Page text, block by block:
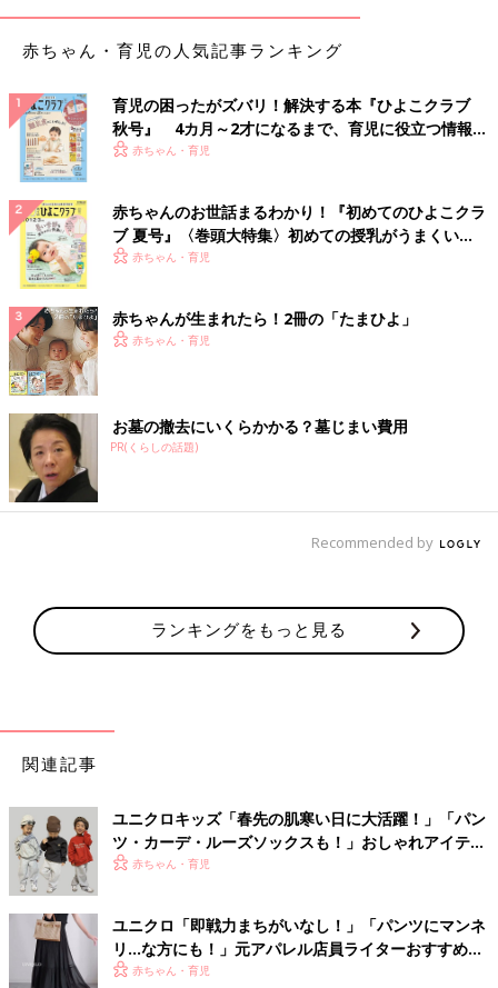
出典：Instagramアカウント「miki」
mikiさんはウルトラストレッチレギンスパンツを使ってコーディ
ネート。こちらもとにかく楽ちんで、着心地が良いんだそう♪
赤ちゃん・育児の人気記事ランキング
育児の困ったがズバリ！解決する本『ひよこクラブ
秋号』 4カ月～2才になるまで、育児に役立つ情報が
いっぱい！
赤ちゃん・育児
赤ちゃんのお世話まるわかり！『初めてのひよこクラ
ブ 夏号』〈巻頭大特集〉初めての授乳がうまくい
く！ おっぱい・ミルクの基本と夏のトラブル 解決テ
赤ちゃん・育児
赤ちゃんが生まれたら！2冊の「たまひよ」
赤ちゃん・育児
お墓の撤去にいくらかかる？墓じまい費用
PR(くらしの話題)
Recommended by
ランキングをもっと見る
関連記事
ユニクロキッズ「春先の肌寒い日に大活躍！」「パン
ツ・カーデ・ルーズソックスも！」おしゃれアイテム
5選赤ちゃん・育児
ユニクロ「即戦力まちがいなし！」「パンツにマンネ
リ...な方にも！」元アパレル店員ライターおすすめ★
優秀スカート4選
赤ちゃん・育児